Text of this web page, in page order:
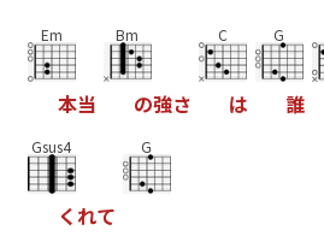
Em
本当
Bm
の強さ
C
は
G
誰
Gsus4
く れて
G